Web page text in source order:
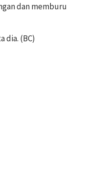
dan memburu
dia. (BC)